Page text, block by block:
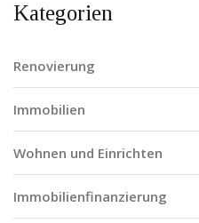
Kategorien
Renovierung
Immobilien
Wohnen und Einrichten
Immobilienfinanzierung